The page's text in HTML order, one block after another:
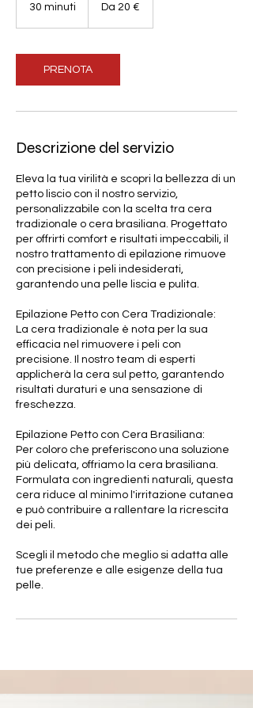
30 minuti
i
n
i
euroDa 20 €
PRENOTA
Descrizione del servizio
Eleva la tua virilità e scopri la bellezza di un
petto liscio con il nostro servizio,
personalizzabile con la scelta tra cera
tradizionale o cera brasiliana. Progettato
per offrirti comfort e risultati impeccabili, il
nostro trattamento di epilazione rimuove
con precisione i peli indesiderati,
garantendo una pelle liscia e pulita.
Epilazione Petto con Cera Tradizionale:
La cera tradizionale è nota per la sua
efficacia nel rimuovere i peli con
precisione. Il nostro team di esperti
applicherà la cera sul petto, garantendo
risultati duraturi e una sensazione di
freschezza.
Epilazione Petto con Cera Brasiliana:
Per coloro che preferiscono una soluzione
più delicata, offriamo la cera brasiliana.
Formulata con ingredienti naturali, questa
cera riduce al minimo l'irritazione cutanea
e può contribuire a rallentare la ricrescita
dei peli.
Scegli il metodo che meglio si adatta alle
tue preferenze e alle esigenze della tua
pelle.